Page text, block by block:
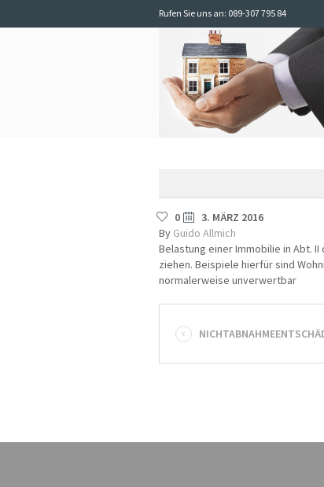
Rufen Sie uns an: 089-307 795 84
0
3. MÄRZ 2016
By Guido Allmich
Belastung einer Immobilie in Abt. II
ziehen. Beispiele hierfür sind
normalerweise unverwertbar